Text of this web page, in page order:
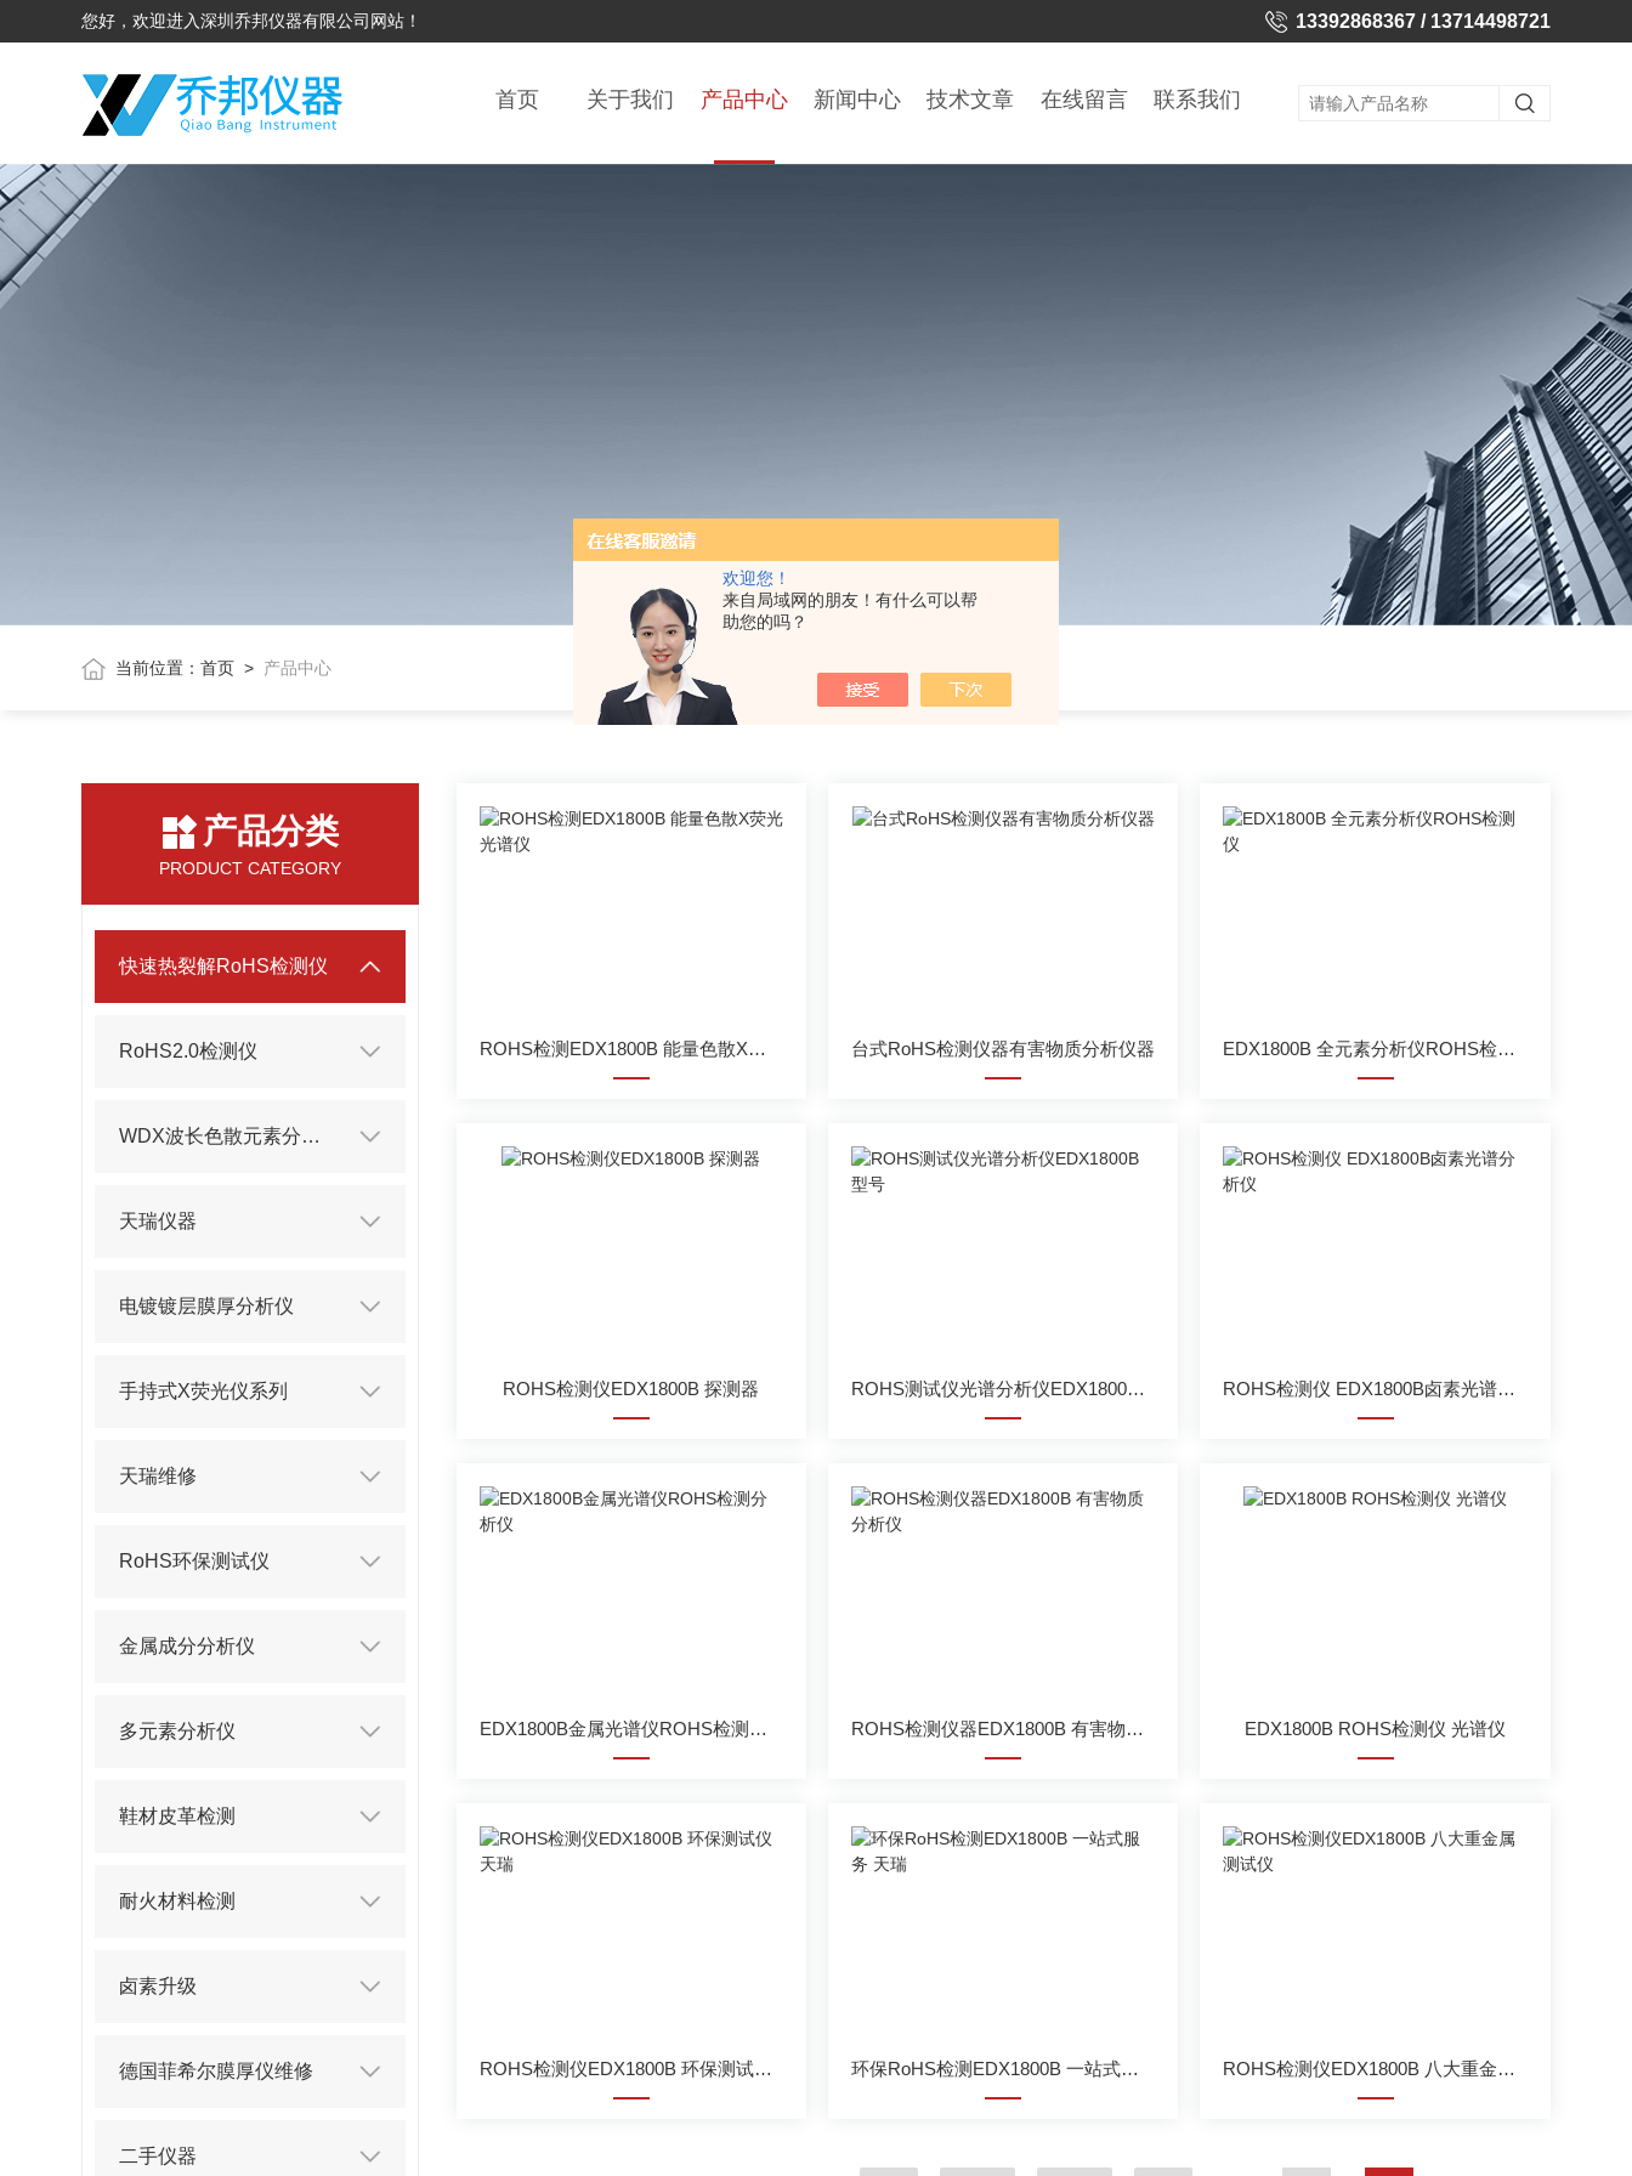
欢迎您！
来自局域网的朋友！有什么可以帮
助您的吗？
您好，欢迎进入深圳乔邦仪器有限公司网站！ 13392868367 / 13714498721
首页 关于我们 产品中心 新闻中心 技术文章 在线留言 联系我们
当前位置：首页 > 产品中心
产品分类
PRODUCT CATEGORY
快速热裂解RoHS检测仪
RoHS2.0检测仪
WDX波长色散元素分析仪
天瑞仪器
电镀镀层膜厚分析仪
手持式X荧光仪系列
天瑞维修
RoHS环保测试仪
金属成分分析仪
多元素分析仪
鞋材皮革检测
耐火材料检测
卤素升级
德国菲希尔膜厚仪维修
二手仪器
ROHS检测EDX1800B 能量色散X荧光光谱仪 台式RoHS检测仪器有害物质分析仪器 EDX1800B 全元素分析仪ROHS检测仪
ROHS检测仪EDX1800B 探测器 ROHS测试仪光谱分析仪EDX1800B型号 ROHS检测仪 EDX1800B卤素光谱分析仪
EDX1800B金属光谱仪ROHS检测分析仪 ROHS检测仪器EDX1800B 有害物质分析仪 EDX1800B ROHS检测仪 光谱仪
ROHS检测仪EDX1800B 环保测试仪天瑞 环保RoHS检测EDX1800B 一站式服务 天瑞 ROHS检测仪EDX1800B 八大重金属测试仪